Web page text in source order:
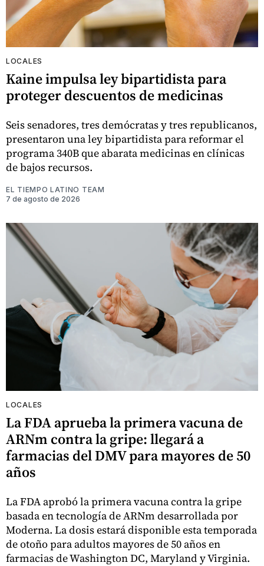
LOCALES
Kaine impulsa ley bipartidista para
proteger descuentos de medicinas
Seis senadores, tres demócratas y tres republicanos,
presentaron una ley bipartidista para reformar el
programa 340B que abarata medicinas en clínicas
de bajos recursos.
EL TIEMPO LATINO TEAM
7 de agosto de 2026
LOCALES
La FDA aprueba la primera vacuna de
ARNm contra la gripe: llegará a
farmacias del DMV para mayores de 50
años
La FDA aprobó la primera vacuna contra la gripe
basada en tecnología de ARNm desarrollada por
Moderna. La dosis estará disponible esta temporada
de otoño para adultos mayores de 50 años en
farmacias de Washington DC, Maryland y Virginia.